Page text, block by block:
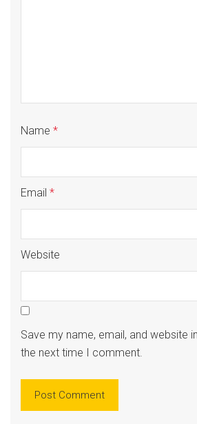
Name *
Email *
Website
Save my name, email, and website
the next time I comment.